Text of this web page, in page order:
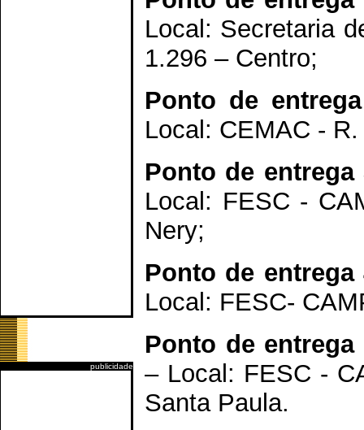
publicidade
Local: Secretaria
1.296 – Centro;
Ponto de
Local: CEMAC -
Ponto de entrega
Local: FESC -
Nery;
Ponto de entrega
Local: FESC-
Ponto de entrega
– Local: FESC -
Santa Paula.